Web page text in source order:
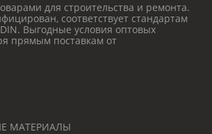
для строительства и ремонта.
соответствует стандартам
Выгодные условия оптовых
прямым поставкам от
МАТЕРИАЛЫ